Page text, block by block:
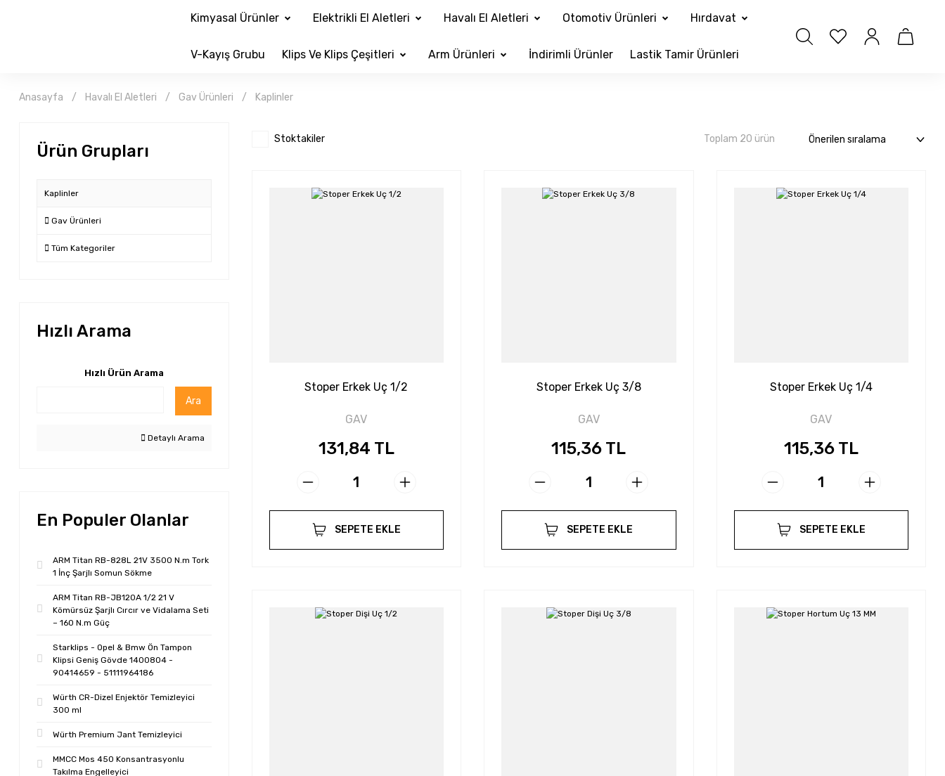
Kimyasal Ürünler Elektrikli El Aletleri Havalı El Aletleri Otomotiv Ürünleri Hırdavat
V-Kayış Grubu Klips Ve Klips Çeşitleri Arm Ürünleri İndirimli Ürünler Lastik Tamir Ürünleri
Anasayfa Havalı El Aletleri Gav Ürünleri Kaplinler
Ürün Grupları
Kaplinler
Gav Ürünleri
Tüm Kategoriler
Hızlı Arama
Hızlı Ürün Arama
Ara
Detaylı Arama
En Populer Olanlar
ARM Titan RB-828L 21V 3500 N.m Tork
1 İnç Şarjlı Somun Sökme
ARM Titan RB-JB120A 1/2 21 V
Kömürsüz Şarjlı Cırcır ve Vidalama Seti
– 160 N.m Güç
Starklips - Opel & Bmw Ön Tampon
Klipsi Geniş Gövde 1400804 -
90414659 - 51111964186
Würth CR-Dizel Enjektör Temizleyici
300 ml
Würth Premium Jant Temizleyici
MMCC Mos 450 Konsantrasyonlu
Takılma Engelleyici
Stoktakiler Toplam 20 ürün
Stoper Erkek Uç 1/2
GAV
131,84 TL
SEPETE EKLE
Stoper Erkek Uç 3/8
GAV
115,36 TL
SEPETE EKLE
Stoper Erkek Uç 1/4
GAV
115,36 TL
SEPETE EKLE